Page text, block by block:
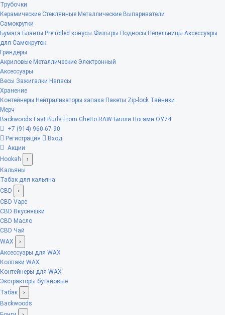
Трубочки
Керамические Стеклянные Металлические Выпариватели
Самокрутки
Бумага Бланты Pre rolled конусы Фильтры Подносы Пепельницы Аксессуары
для Самокруток
Гриндеры
Акриловые Металлические Электронный
Аксессуары
Весы Зажигалки Напасы
Хранение
Контейнеры Нейтрализаторы запаха Пакеты Zip-lock Тайники
Мерч
Backwoods Fast Buds From Ghetto RAW Билли Ногами ОУ74
+7 (914) 960-67-90
Регистрация
Вход
Акции
Hookah
›
Кальяны
Табак для кальяна
CBD
›
CBD Vape
CBD Вкусняшки
CBD Масло
CBD Чай
WAX
›
Аксессуары для WAX
Колпаки WAX
Контейнеры для WAX
Экстракторы бутановые
Табак
›
Backwoods